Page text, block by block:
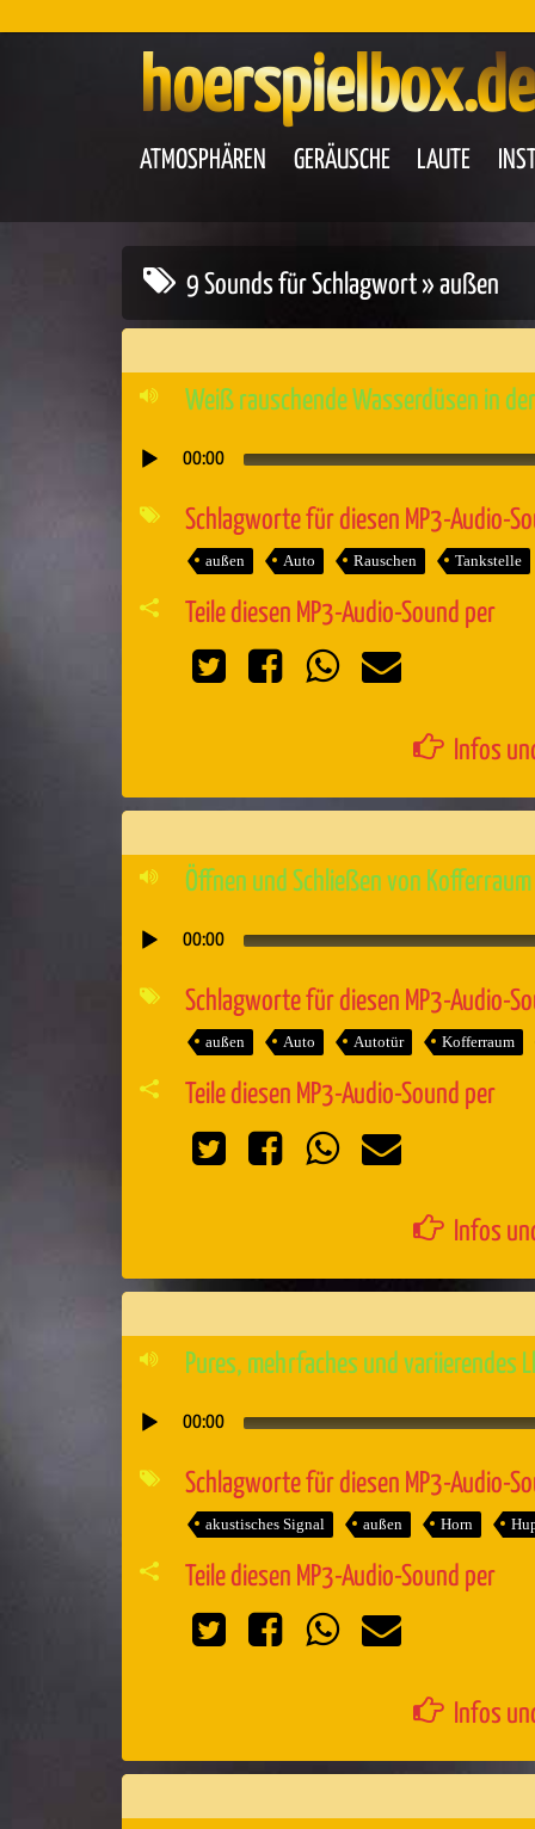
hoerspielbox.de
ATMOSPHÄREN GERÄUSCHE LAUTE
9 Sounds für Schlagwort » außen
Weiß rauschende Wasserdüsen in
Audio-
Player
00:00
Schlagworte für diesen MP3-Audio-
außen Auto Rauschen Tankstelle
Teile diesen MP3-Audio-Sound per
Infos
Öffnen und Schließen von
Audio-
Player
00:00
Schlagworte für diesen MP3-Audio-
außen Auto Autotür Kofferraum
Teile diesen MP3-Audio-Sound per
Infos
Pures, mehrfaches und variierendes
Audio-
Player
00:00
Schlagworte für diesen MP3-Audio-
akustisches Signal außen Horn
Teile diesen MP3-Audio-Sound per
Infos